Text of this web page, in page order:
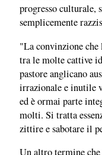
progresso culturale,
semplicemente
"La convinzione che
tra le molte cattive
pastore anglicano
irrazionale e inutile
ed è ormai parte
molti. Si tratta
zittire e sabotare il
Un altro termine che